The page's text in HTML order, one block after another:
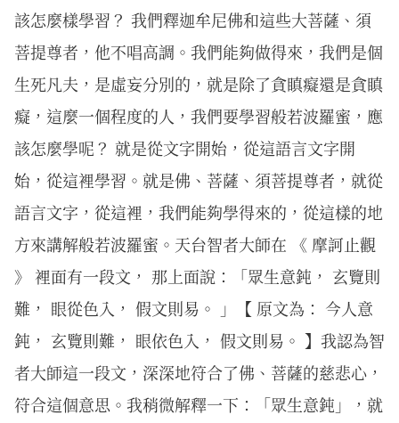
該怎麼樣學習？ 我們釋迦牟尼佛和這些大菩薩、須
菩提尊者，他不唱高調。我們能夠做得來，我們是個
生死凡夫，是虛妄分別的，就是除了貪瞋癡還是貪瞋
癡，這麼一個程度的人，我們要學習般若波羅蜜，應
該怎麼學呢？ 就是從文字開始，從這語言文字開
始，從這裡學習。就是佛、菩薩、須菩提尊者，就從
語言文字，從這裡，我們能夠學得來的，從這樣的地
方來講解般若波羅蜜。天台智者大師在 《 摩訶止觀
》 裡面有一段文， 那上面說：「眾生意鈍， 玄覽則
難， 眼從色入， 假文則易。 」【 原文為： 今人意
鈍， 玄覽則難， 眼依色入， 假文則易。 】我認為智
者大師這一段文，深深地符合了佛、菩薩的慈悲心，
符合這個意思。我稍微解釋一下：「眾生意鈍」，就